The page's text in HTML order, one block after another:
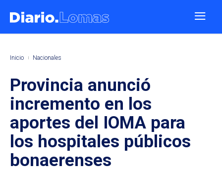
Inicio Nacionales
Provincia anunció
incremento en los
aportes del IOMA para
los hospitales públicos
bonaerenses